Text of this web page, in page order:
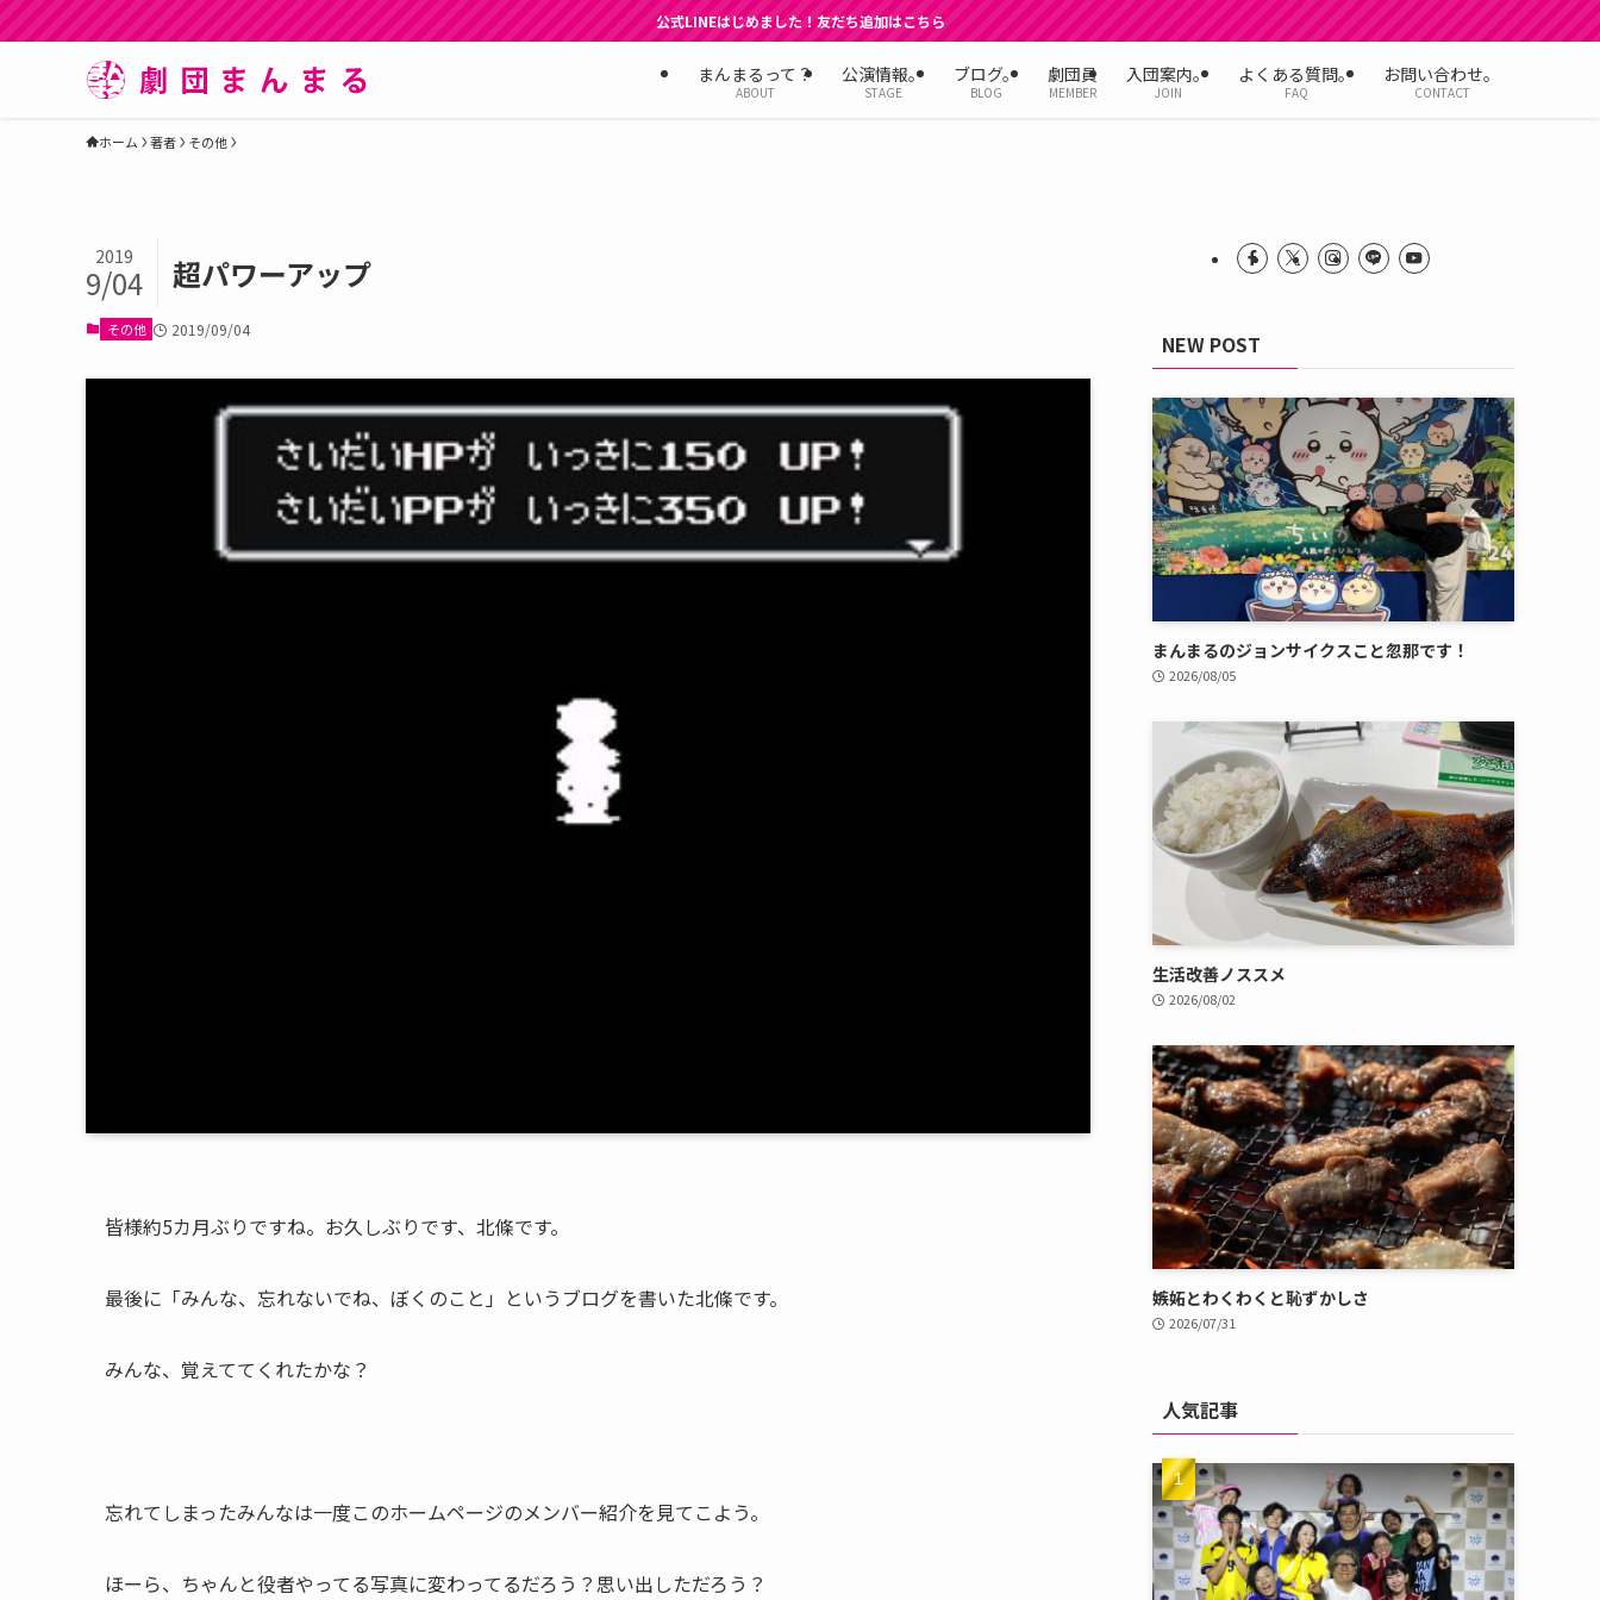
公式LINEはじめました！友だち追加はこちら
まんまるって？
ABOUT
公演情報。
STAGE
ブログ。
BLOG
劇団員
MEMBER
入団案内。
JOIN
よくある質問。
FAQ
お問い合わせ。
CONTACT
ホーム 著者 その他
超パワーアップ
2019
9/04
その他 2019/09/04
皆様約5カ月ぶりですね。お久しぶりです、北條です。
最後に「みんな、忘れないでね、ぼくのこと」というブログを書いた北條です。
みんな、覚えててくれたかな？
忘れてしまったみんなは一度このホームページのメンバー紹介を見てこよう。
ほーら、ちゃんと役者やってる写真に変わってるだろう？思い出しただろう？
NEW POST
まんまるのジョンサイクスこと忽那です！
2026/08/05
生活改善ノススメ
2026/08/02
嫉妬とわくわくと恥ずかしさ
2026/07/31
人気記事